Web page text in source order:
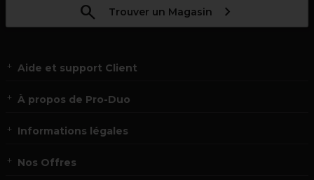
Trouver un Magasin
Aide et support Client
À propos de Pro-Duo
Informations légales
Nos Offres